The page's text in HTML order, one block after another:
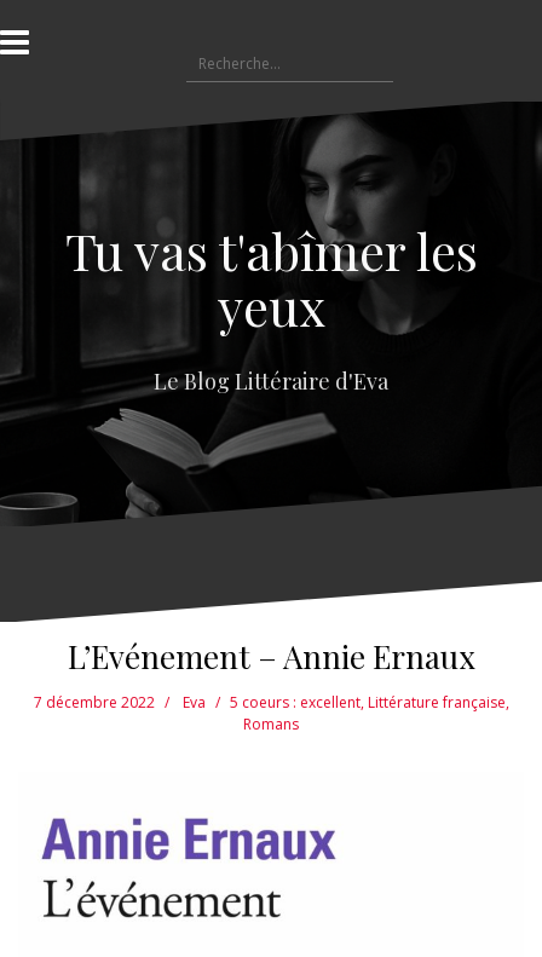
l
a
e
e
Tu vas t'abîmer les
yeux
Le Blog Littéraire d'Eva
L’Evénement – Annie Ernaux
7 décembre 2022 Eva 5 coeurs : excellent,Littérature française,
Romans